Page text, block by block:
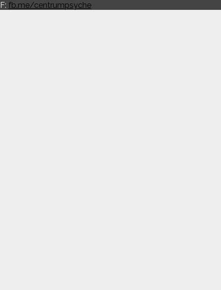
F: fb.me/centrumpsyche